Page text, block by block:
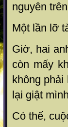
nguyên
Một lần lỡ
Giờ, hai
còn mấy
không
lại giật
Có thể,